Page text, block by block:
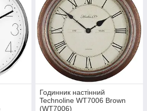
Годинник настінний
Technoline WT7006 Brown
(WT7006)